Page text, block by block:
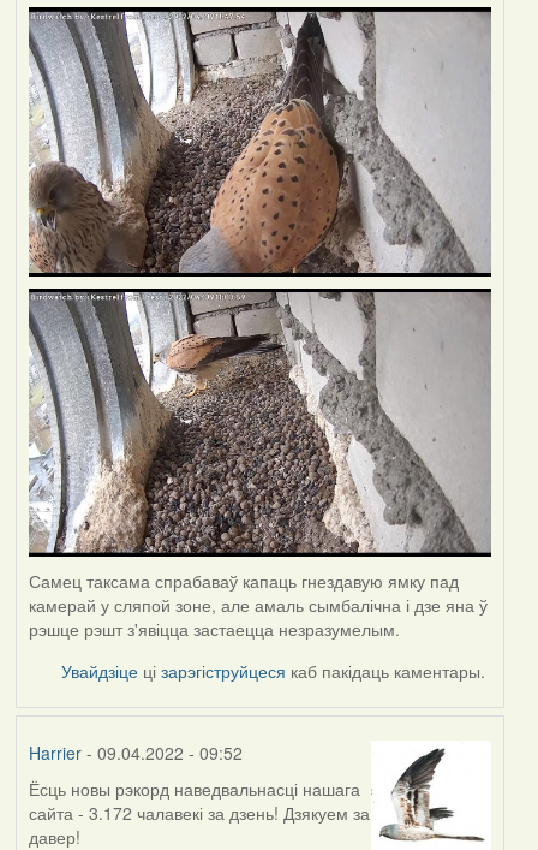
Самец таксама спрабаваў капаць гнездавую ямку пад
камерай у сляпой зоне, але амаль сымбалічна і дзе яна ў
рэшце рэшт з'явіцца застаецца незразумелым.
Увайдзіце цізарэгіструйцеся каб пакідаць каментары.
Harrier- 09.04.2022 - 09:52
Ёсць новы рэкорд наведвальнасці нашага
сайта - 3.172 чалавекі за дзень! Дзякуем за
давер!